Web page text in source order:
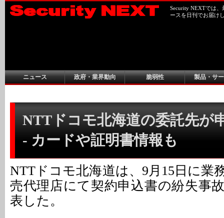
Security NEXTでは
ースを日刊でお届け
ニュース 政府・業界動向 脆弱性 製品・サ
NTTドコモ北海道の委託先が
- カードや証明書情報も
NTTドコモ北海道は、9月15日に業
売代理店にて契約申込書の紛失事
表した。